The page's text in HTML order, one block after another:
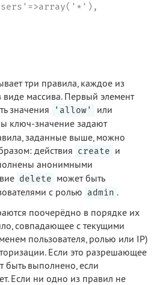
три правила, каждое из
массива. Первый элемент
значения
'allow' или
ключ-значение задают
заданные выше, можно
действия create и
анонимными
delete может быть
с ролью admin .
поочерёдно в порядке их
совпадающее с текущими
пользователя, ролью или IP)
Если это разрешающее
быть выполнено, если
Если ни одно из правил не